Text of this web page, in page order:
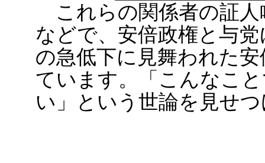
これらの関係者の証人
などで、安倍政権と与
の急低下に見舞われた
ています。「こんなこ
い」という世論を見せ